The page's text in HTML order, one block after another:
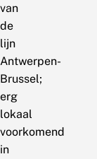
van
de
lijn
Antwerpen-
Brussel;
erg
lokaal
voorkomend
in